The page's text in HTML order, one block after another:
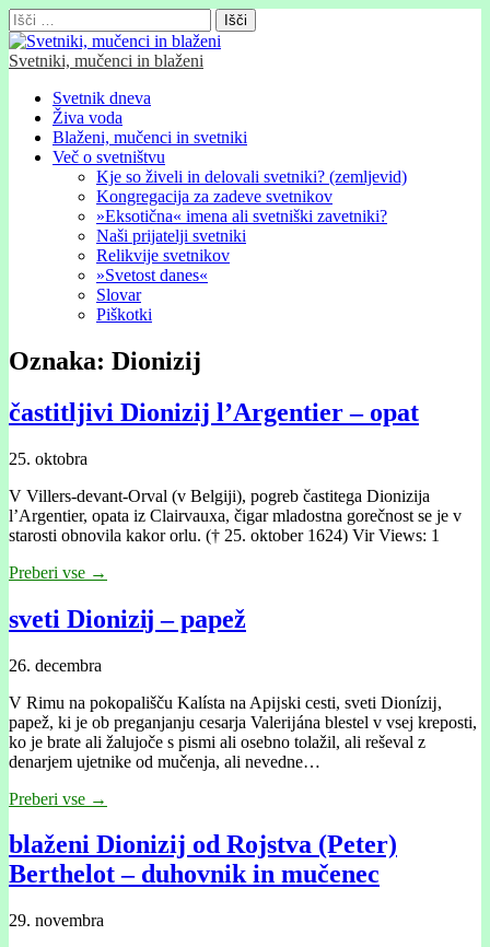
Išči:
Svetniki, mučenci in blaženi
Glavni
meni
Skip
content
Svetnik dneva
Živa voda
Blaženi, mučenci in svetniki
Več o svetništvu
Kje so živeli in delovali svetniki? (zemljevid)
Kongregacija za zadeve svetnikov
»Eksotična« imena ali svetniški zavetniki?
Naši prijatelji svetniki
Relikvije svetnikov
»Svetost danes«
Slovar
Piškotki
Oznaka: Dionizij
častitljivi Dionizij l’Argentier – opat
25. oktobra
V Villers-devant-Orval (v Belgiji), pogreb častitega Dionizija
l’Argentier, opata iz Clairvauxa, čigar mladostna gorečnost se je v
starosti obnovila kakor orlu. († 25. oktober 1624) Vir Views: 1
Preberi vse →
sveti Dionizĳ – papež
26. decembra
V Rimu na pokopališču Kalísta na Apĳski cesti, sveti Dionízĳ,
papež, ki je ob preganjanju cesarja Valerĳána blestel v vsej kreposti,
ko je brate ali žalujoče s pismi ali osebno tolažil, ali reševal z
denarjem ujetnike od mučenja, ali nevedne…
Preberi vse →
blaženi Dionizij od Rojstva (Peter)
Berthelot – duhovnik in mučenec
29. novembra